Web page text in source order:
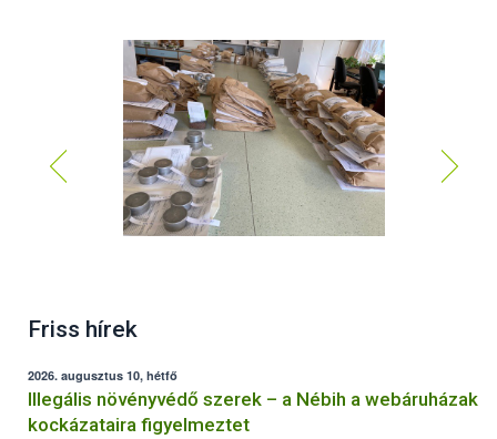
Friss hírek
2026. augusztus 10, hétfő
Illegális növényvédő szerek – a Nébih a webáruházak
kockázataira figyelmeztet